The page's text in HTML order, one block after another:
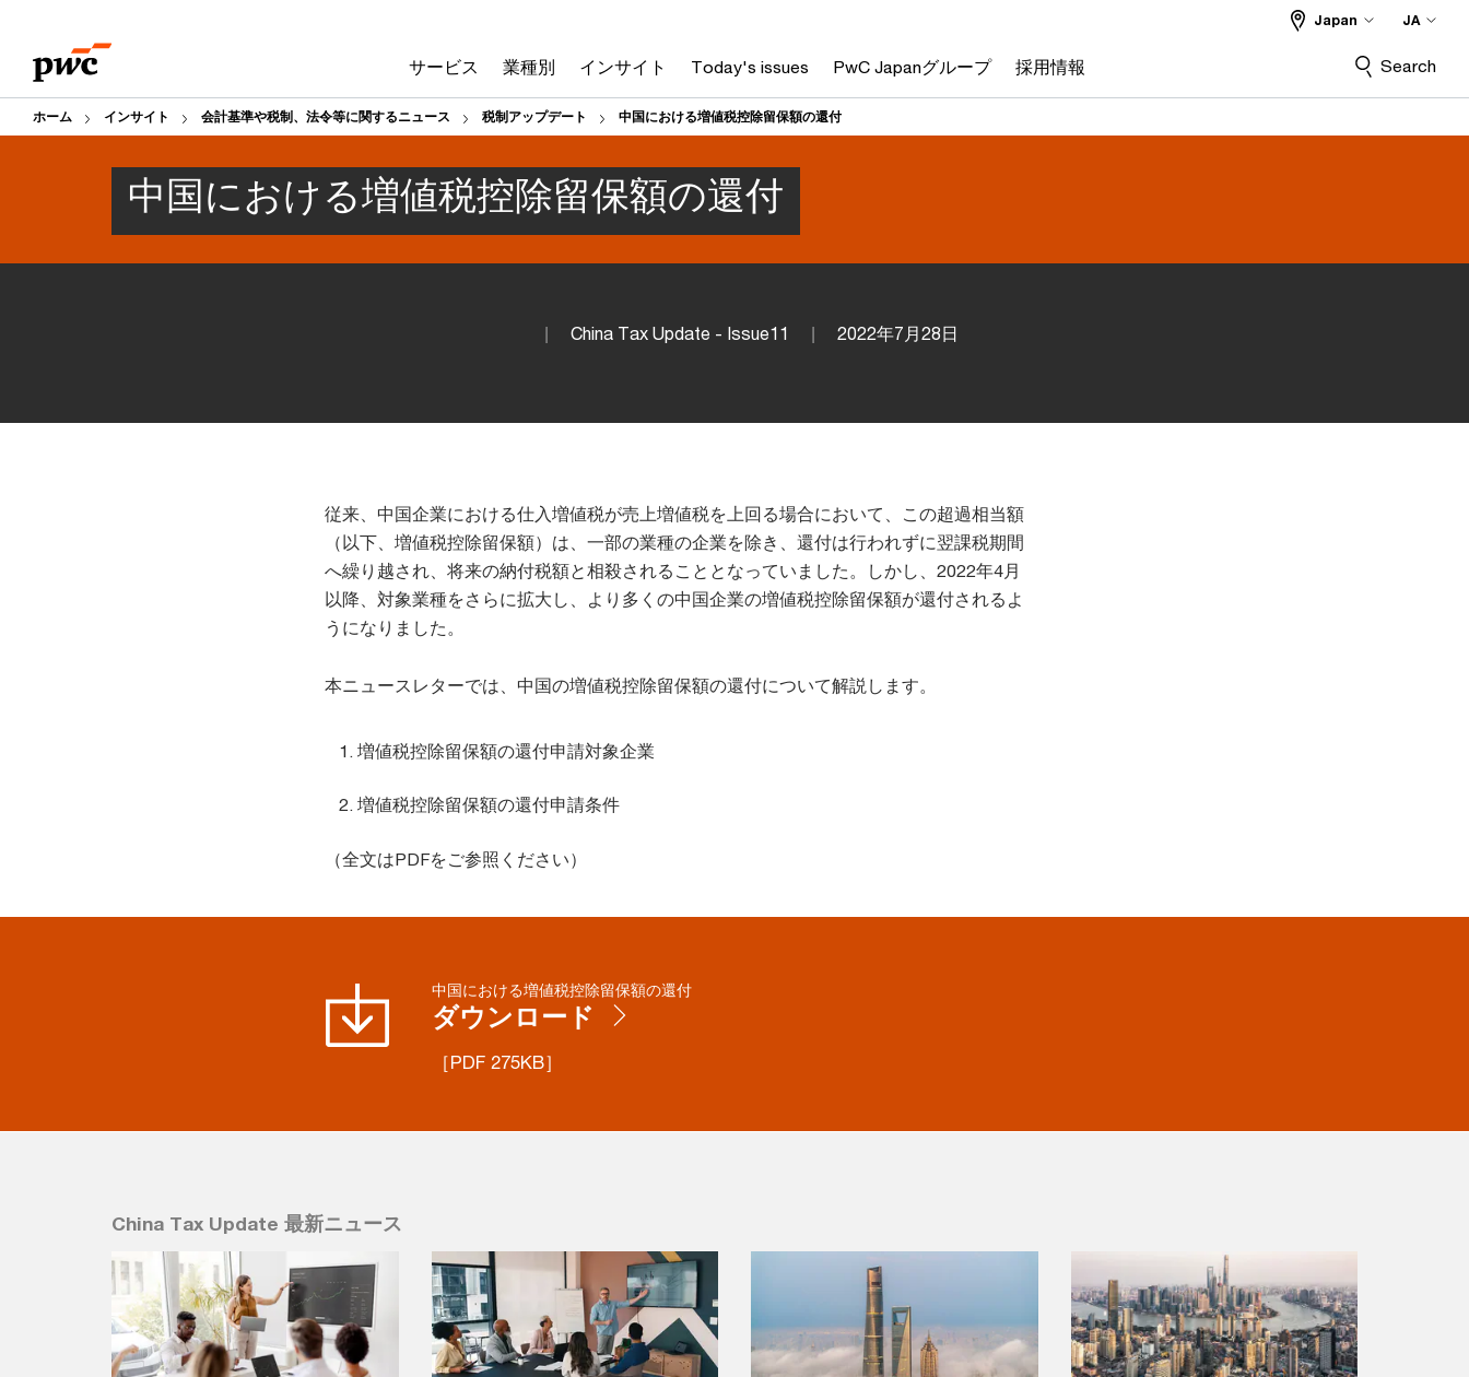
content
footer
サービス 業種別 インサイト Today's issues PwC Japanグループ 採用情報
Japan JA
Search
ホーム インサイト 会計基準や税制、法令等に関するニュース 税制アップデート 中国における増値税控除留保額の還付
中国における増値税控除留保額の還付
China Tax Update - Issue11 2022年7月28日
従来、中国企業における仕入増値税が売上増値税を上回る場合において、この超過相当額
（以下、増値税控除留保額）は、一部の業種の企業を除き、還付は行われずに翌課税期間
へ繰り越され、将来の納付税額と相殺されることとなっていました。しかし、2022年4月
以降、対象業種をさらに拡大し、より多くの中国企業の増値税控除留保額が還付されるよ
うになりました。
本ニュースレターでは、中国の増値税控除留保額の還付について解説します。
増値税控除留保額の還付申請対象企業
増値税控除留保額の還付申請条件
（全文はPDFをご参照ください）
中国における増値税控除留保額の還付
ダウンロード
［PDF 275KB］
China Tax Update 最新ニュース